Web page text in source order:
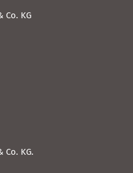
Co. KG
Co. KG.